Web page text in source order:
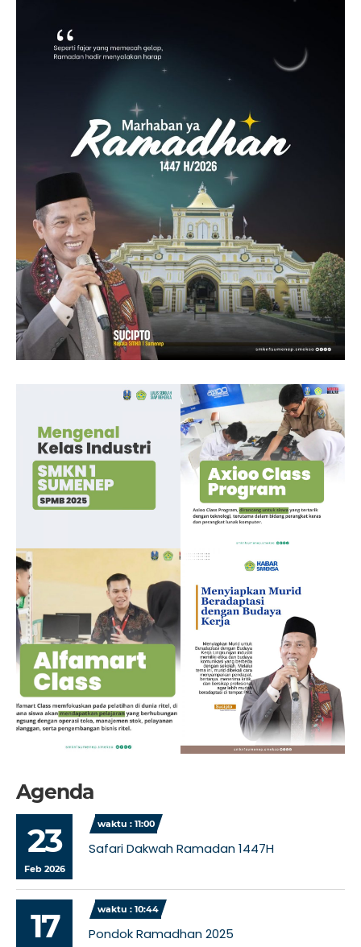
Agenda
23
Feb 2026
waktu : 11:00
Safari Dakwah Ramadan 1447H
17 waktu : 10:44
Pondok Ramadhan 2025